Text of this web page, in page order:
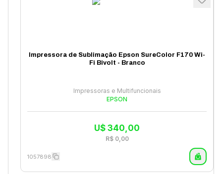
Impressora de Sublimação Epson SureColor F170 Wi-
Fi Bivolt - Branco
Impressoras e Multifuncionais
EPSON
U$ 340,00
R$ 0,00
1057898